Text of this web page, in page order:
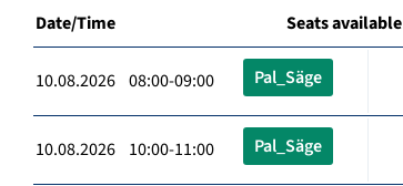
Date/Time Seats available
10.08.2026 08:00-09:00 Pal_Säge
10.08.2026 10:00-11:00 Pal_Säge